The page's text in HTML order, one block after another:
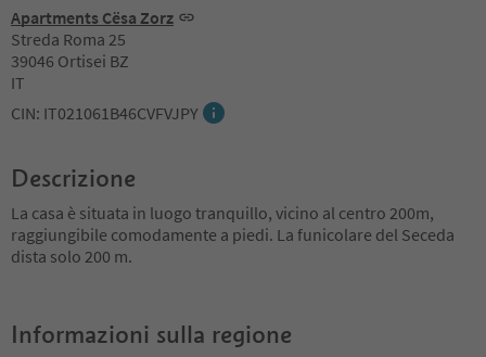
Apartments Cësa Zorz
Streda Roma 25
39046 Ortisei BZ
IT
CIN: IT021061B46CVFVJPY
Descrizione
La casa è situata in luogo tranquillo, vicino al centro 200m,
raggiungibile comodamente a piedi. La funicolare del Seceda
dista solo 200 m.
Informazioni sulla regione